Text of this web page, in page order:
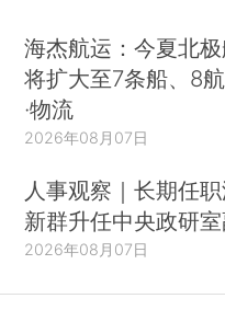
海杰航运：今夏北
将扩大至7条船、8
·物流
2026年08月07日
人事观察｜长期任
新群升任中央政研
2026年08月07日